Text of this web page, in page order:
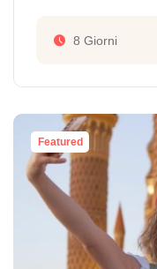
8 Giorni
Featured